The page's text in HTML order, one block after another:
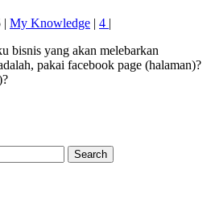
| My Knowledge | 4 |
bisnis yang akan melebarkan
pakai facebook page (halaman)?